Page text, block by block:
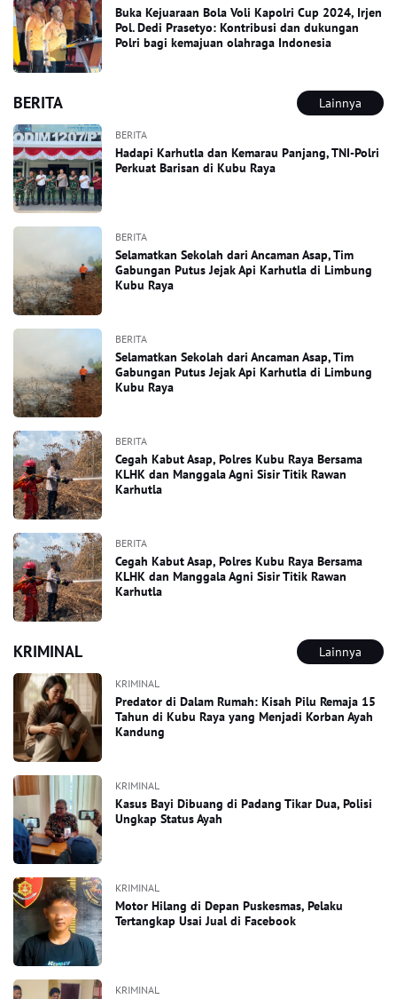
Buka Kejuaraan Bola Voli Kapolri Cup 2024, Irjen
Pol. Dedi Prasetyo: Kontribusi dan dukungan
Polri bagi kemajuan olahraga Indonesia
BERITA Lainnya
BERITA
Hadapi Karhutla dan Kemarau Panjang, TNI-Polri
Perkuat Barisan di Kubu Raya
BERITA
Selamatkan Sekolah dari Ancaman Asap, Tim
Gabungan Putus Jejak Api Karhutla di Limbung
Kubu Raya
BERITA
Selamatkan Sekolah dari Ancaman Asap, Tim
Gabungan Putus Jejak Api Karhutla di Limbung
Kubu Raya
BERITA
Cegah Kabut Asap, Polres Kubu Raya Bersama
KLHK dan Manggala Agni Sisir Titik Rawan
Karhutla
BERITA
Cegah Kabut Asap, Polres Kubu Raya Bersama
KLHK dan Manggala Agni Sisir Titik Rawan
Karhutla
KRIMINAL Lainnya
KRIMINAL
Predator di Dalam Rumah: Kisah Pilu Remaja 15
Tahun di Kubu Raya yang Menjadi Korban Ayah
Kandung
KRIMINAL
Kasus Bayi Dibuang di Padang Tikar Dua, Polisi
Ungkap Status Ayah
KRIMINAL
Motor Hilang di Depan Puskesmas, Pelaku
Tertangkap Usai Jual di Facebook
KRIMINAL